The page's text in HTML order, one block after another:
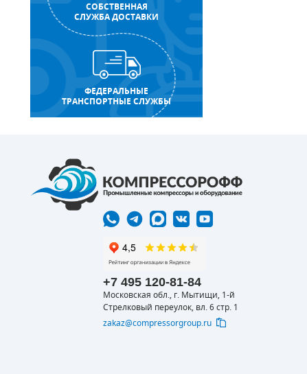
СОБСТВЕННАЯ
СЛУЖБА ДОСТАВКИ
ФЕДЕРАЛЬНЫЕ
ТРАНСПОРТНЫЕ СЛУЖБЫ
+7 495 120-81-84
Московская обл., г. Мытищи, 1-й
Стрелковый переулок, вл. 6 стр. 1
zakaz@compressorgroup.ru